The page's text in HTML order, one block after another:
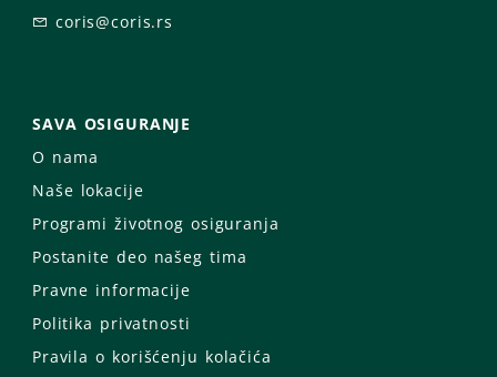
coris@coris.rs
SAVA OSIGURANJE
O nama
Naše lokacije
Programi životnog osiguranja
Postanite deo našeg tima
Pravne informacije
Politika privatnosti
Pravila o korišćenju kolačića